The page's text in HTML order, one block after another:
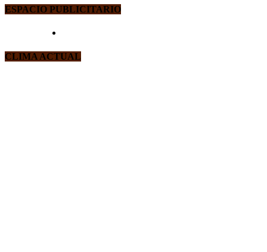
ESPACIO PUBLICITARIO
CLIMA ACTUAL